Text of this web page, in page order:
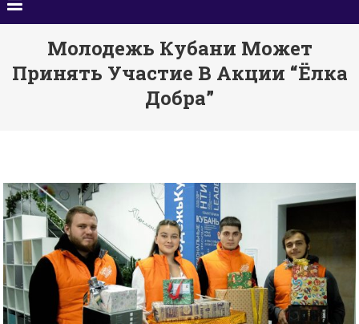
Молодежь Кубани Может
Принять Участие В Акции “Ёлка
Добра”